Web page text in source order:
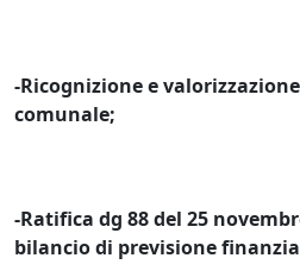
-Ricognizione e
comunale;
-Ratifica dg 88 del 25
bilancio di previsione